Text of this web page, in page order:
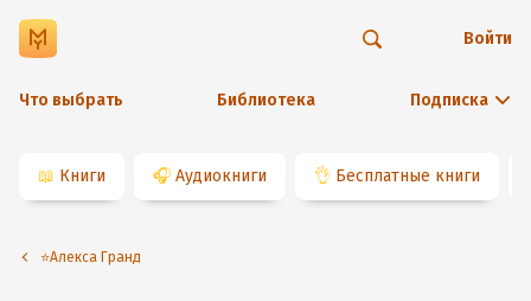
Что выбрать Библиотека Подписка
Войти
📖 Книги 🎧 Аудиокниги 👌 Бесплатные книги
⭐️Алекса Гранд